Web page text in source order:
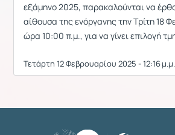
εξάμηνο 2025, παρακαλούνται να
αίθουσα της ενόργανης την Τρίτη 18
ώρα 10:00 π.μ., για να γίνει επιλογή
Τετάρτη 12 Φεβρουαρίου 2025 - 12:16 μ.μ.